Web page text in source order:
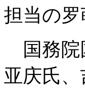
担当の
国務院
亚庆氏